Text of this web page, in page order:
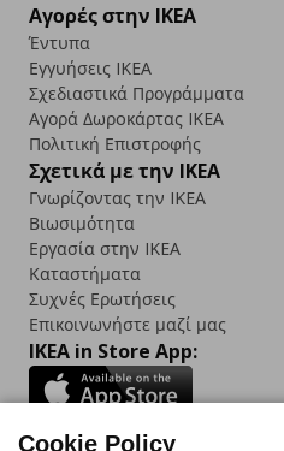
Αγορές στην IKEA
Έντυπα
Εγγυήσεις IKEA
Σχεδιαστικά Προγράμματα
Αγορά Δωρoκάρτας IKEA
Πολιτική Επιστροφής
Σχετικά με την IKEA
Γνωρίζοντας την IKEA
Βιωσιμότητα
Εργασία στην IKEA
Καταστήματα
Συχνές Ερωτήσεις
Επικοινωνήστε μαζί μας
IKEA in Store App:
Cookie Policy